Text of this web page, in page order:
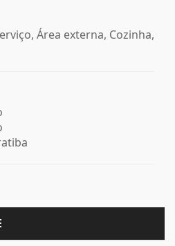
Área externa, Cozinha,